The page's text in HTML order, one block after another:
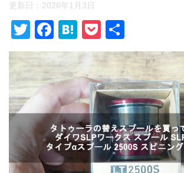
更新日： 2026年1月3日
T
wi
tt
er
F
a
c
e
b
o
o
k
H
at
e
n
a
P
o
ck
et
有